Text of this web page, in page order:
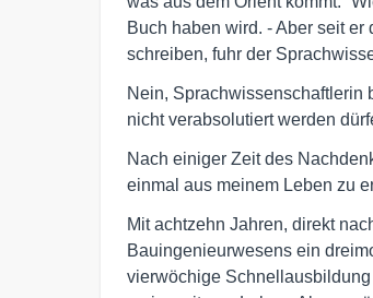
Buch haben wird. - Aber seit
schreiben, fuhr der
Nein, Sprachwissenschaftlerin
nicht verabsolutiert werden
Nach einiger Zeit des
einmal aus meinem Leben zu
Mit achtzehn Jahren, direkt
Bauingenieurwesens ein
vierwöchige